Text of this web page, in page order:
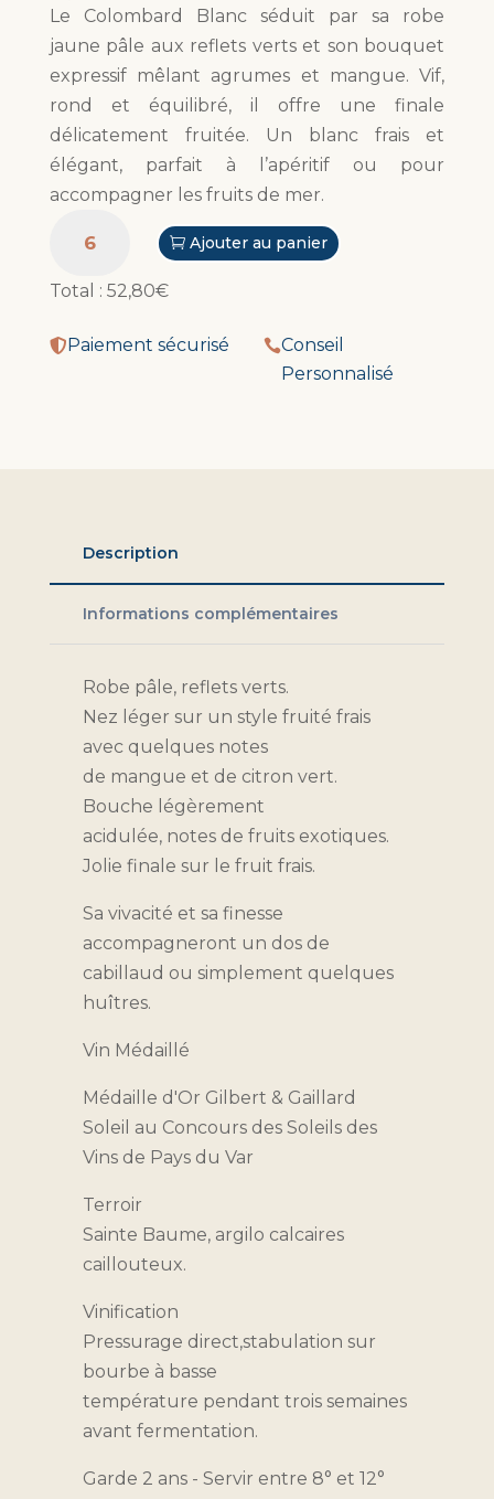
Le Colombard Blanc séduit par sa robe
jaune pâle aux reflets verts et son bouquet
expressif mêlant agrumes et mangue. Vif,
rond et équilibré, il offre une finale
délicatement fruitée. Un blanc frais et
élégant, parfait à l’apéritif ou pour
accompagner les fruits de mer.
Colombard
IGP
Ajouter au panier
Total : 52,80€
 Paiement sécurisé Conseil
Personnalisé
Description
Informations complémentaires
Robe pâle, reflets verts.
Nez léger sur un style fruité frais
avec quelques notes
de mangue et de citron vert.
Bouche légèrement
acidulée, notes de fruits exotiques.
Jolie finale sur le fruit frais.
Sa vivacité et sa finesse
accompagneront un dos de
cabillaud ou simplement quelques
huîtres.
Vin Médaillé
Médaille d'Or Gilbert & Gaillard
Soleil au Concours des Soleils des
Vins de Pays du Var
Terroir
Sainte Baume, argilo calcaires
caillouteux.
Vinification
Pressurage direct,stabulation sur
bourbe à basse
température pendant trois semaines
avant fermentation.
Garde 2 ans - Servir entre 8° et 12°